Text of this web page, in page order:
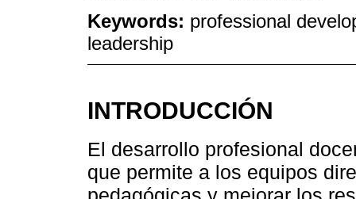
Keywords: professional
leadership
INTRODUCCIÓN
El desarrollo profesional
que permite a los equipos